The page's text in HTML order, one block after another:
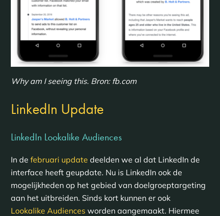
Why am I seeing this. Bron: fb.com
LinkedIn Update
LinkedIn Lookalike Audiences
In de februari update deelden we al dat LinkedIn de
interface heeft geupdate. Nu is LinkedIn ook de
mogelijkheden op het gebied van doelgroeptargeting
aan het uitbreiden. Sinds kort kunnen er ook
Lookalike Audiences worden aangemaakt. Hiermee